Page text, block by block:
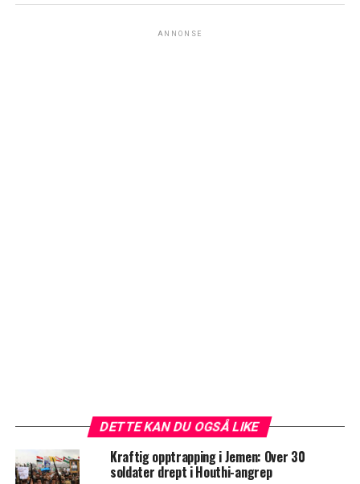
ANNONSE
DETTE KAN DU OGSÅ LIKE
Kraftig opptrapping i Jemen: Over 30
soldater drept i Houthi-angrep